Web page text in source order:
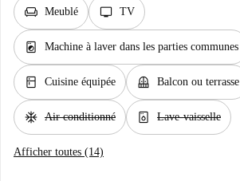
chair Meublé tv TV
local_laundry_service Machine à laver dans les parties communes
kitchen Cuisine équipée balcony Balcon ou terrasse
ac_unit Air conditionné dishwasher_gen Lave-vaisselle
Afficher toutes (14)